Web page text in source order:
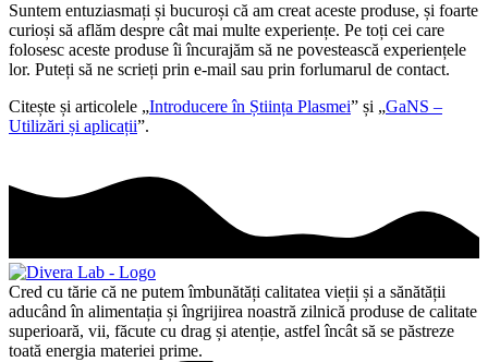
Suntem entuziasmați și bucuroși că am creat aceste produse, și foarte
curioși să aflăm despre cât mai multe experiențe. Pe toți cei care
folosesc aceste produse îi încurajăm să ne povestească experiențele
lor. Puteți să ne scrieți prin e-mail sau prin forlumarul de contact.
Citește și articolele „Introducere în Știința Plasmei” și „GaNS –
Utilizări și aplicații”.
Cred cu tărie că ne putem îmbunătăți calitatea vieții și a sănătății
aducând în alimentația și îngrijirea noastră zilnică produse de calitate
superioară, vii, făcute cu drag și atenție, astfel încât să se păstreze
toată energia materiei prime.